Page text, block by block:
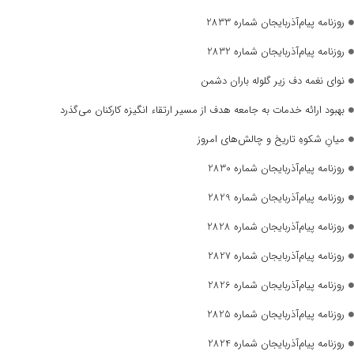
روزنامه پیام‌آذربایجان شماره 2833
روزنامه پیام‌آذربایجان شماره 2832
نوای نغمه دف زیر گلوله باران دشمن
بهبود ارائه خدمات به جامعه هدف از مسیر ارتقاء انگیزه کارکنان می‌گذرد
میانِ شکوهِ تاریخ و چالش‌های امروز
روزنامه پیام‌آذربایجان شماره 2830
روزنامه پیام‌آذربایجان شماره 2829
روزنامه پیام‌آذربایجان شماره 2828
روزنامه پیام‌آذربایجان شماره 2827
روزنامه پیام‌آذربایجان شماره 2826
روزنامه پیام‌آذربایجان شماره 2825
روزنامه پیام‌آذربایجان شماره 2824